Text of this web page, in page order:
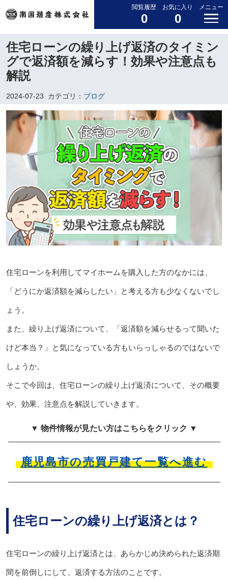
閲覧履歴
0
お気に入り
0
メニュー
住宅ローンの繰り上げ返済のタイミン
グで返済額を減らす！効果や注意点も
解説
2024-07-23 カテゴリ： ブログ
住宅ローンを利用してマイホームを購入した方のなかには、
「どうにか返済額を減らしたい」と考える方も少なくないでし
ょう。
また、繰り上げ返済について、「返済額を減らせるって聞いた
けど本当？」と気になっている方もいらっしゃるのではないで
しょうか。
そこで今回は、住宅ローンの繰り上げ返済について、その概要
や、効果、注意点を解説していきます。
▼ 物件情報が見たい方はこちらをクリック ▼
鹿児島市の売買戸建て一覧へ進む
住宅ローンの繰り上げ返済とは？
住宅ローンの繰り上げ返済とは、あらかじめ決められた返済期
間を前倒しにして、返済する方法のことです。